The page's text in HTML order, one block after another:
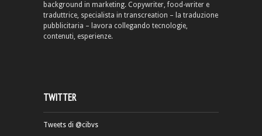
background in marketing. Copywriter, food-writer e
traduttrice, specialista in transcreation – la traduzione
pubblicitaria – lavora collegando tecnologie,
contenuti, esperienze.
TWITTER
Tweets di @cibvs